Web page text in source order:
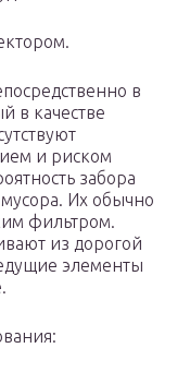
в
в качестве
и риском
забора
мусора. Их обычно
фильтром.
из дорогой
элементы